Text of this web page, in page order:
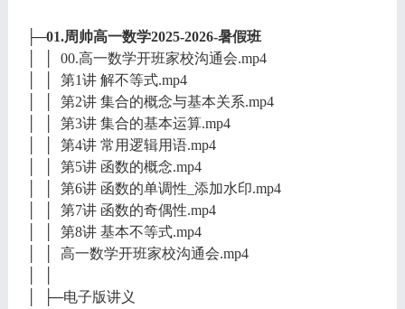
├─01.周帅高一数学2025-2026-暑假班
│ │ 00.高一数学开班家校沟通会.mp4
│ │ 第1讲 解不等式.mp4
│ │ 第2讲 集合的概念与基本关系.mp4
│ │ 第3讲 集合的基本运算.mp4
│ │ 第4讲 常用逻辑用语.mp4
│ │ 第5讲 函数的概念.mp4
│ │ 第6讲 函数的单调性_添加水印.mp4
│ │ 第7讲 函数的奇偶性.mp4
│ │ 第8讲 基本不等式.mp4
│ │ 高一数学开班家校沟通会.mp4
│ ├─电子版讲义